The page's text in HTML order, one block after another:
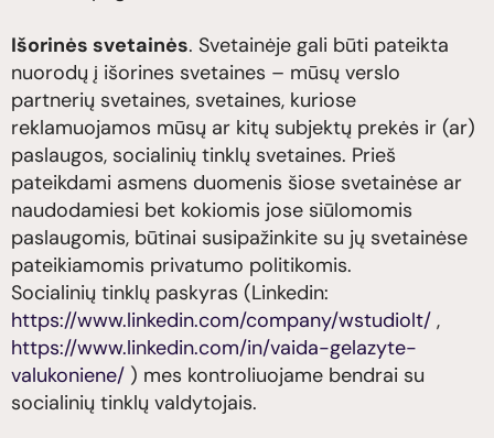
Išorinės svetainės. Svetainėje gali būti pateikta
nuorodų į išorines svetaines – mūsų verslo
partnerių svetaines, svetaines, kuriose
reklamuojamos mūsų ar kitų subjektų prekės ir (ar)
paslaugos, socialinių tinklų svetaines. Prieš
pateikdami asmens duomenis šiose svetainėse ar
naudodamiesi bet kokiomis jose siūlomomis
paslaugomis, būtinai susipažinkite su jų svetainėse
pateikiamomis privatumo politikomis.
Socialinių tinklų paskyras (Linkedin:
https://www.linkedin.com/company/wstudiolt/ ,
https://www.linkedin.com/in/vaida-gelazyte-
valukoniene/ ) mes kontroliuojame bendrai su
socialinių tinklų valdytojais.